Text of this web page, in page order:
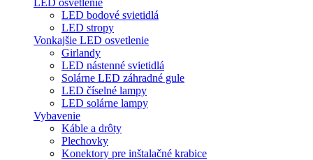
LED osvetlenie
LED bodové svietidlá
LED stropy
Vonkajšie LED osvetlenie
Girlandy
LED nástenné svietidlá
Solárne LED záhradné gule
LED číselné lampy
LED solárne lampy
Vybavenie
Káble a drôty
Plechovky
Konektory pre inštalačné krabice